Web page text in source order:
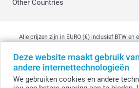
Deze website maakt gebruik
andere internettechnologieën
We gebruiken cookies en andere
Other Countries
© smartphoto group. Alle rechten
smartphoto group NV.
Kwatrechtsteenweg 160, 9230 Wetteren,
Alle prijzen zijn in EURO (€) inclusief BTW en